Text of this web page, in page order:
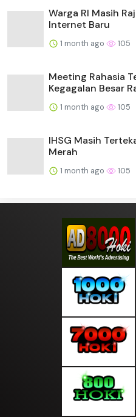
Warga RI Masih
Internet Baru
1 month ago 105
Meeting Rahasia
Kegagalan Besar
1 month ago 105
IHSG Masih
Merah
1 month ago 105